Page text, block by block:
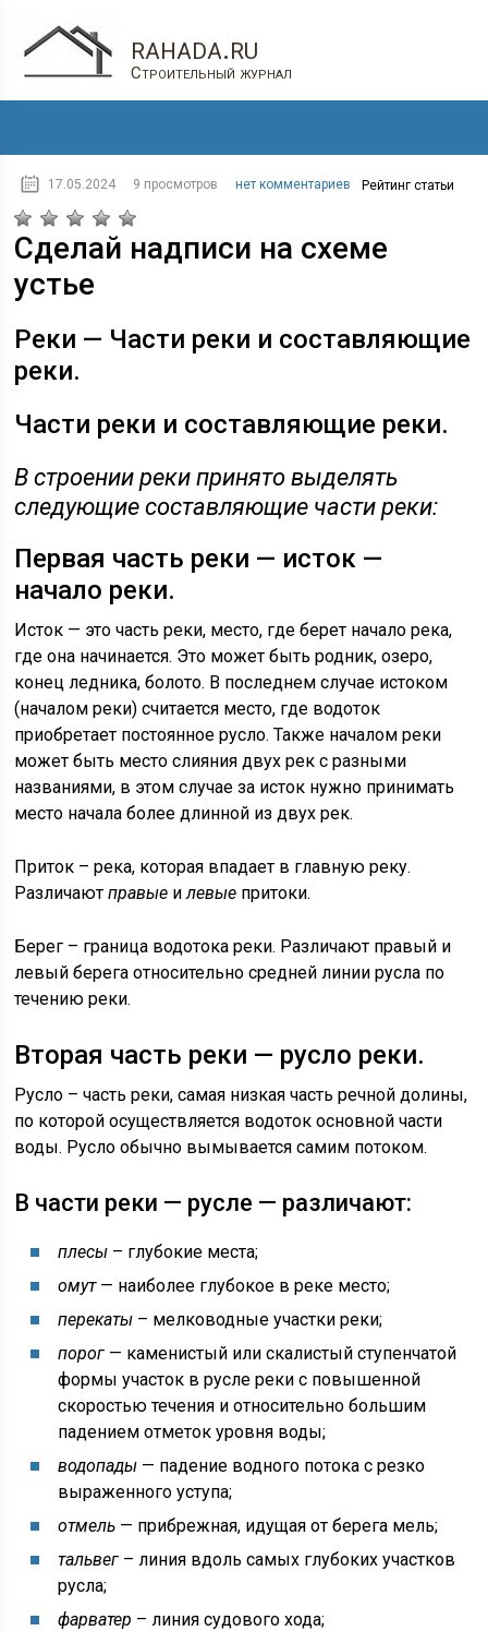
rahada.ru
Строительный журнал
17.05.2024 9 просмотров нет комментариев Рейтинг статьи
Сделай надписи на схеме
устье
Реки — Части реки и составляющие
реки.
Части реки и составляющие реки.
В строении реки принято выделять
следующие составляющие части реки:
Первая часть реки — исток —
начало реки.
Исток — это часть реки, место, где берет начало река,
где она начинается. Это может быть родник, озеро,
конец ледника, болото. В последнем случае истоком
(началом реки) считается место, где водоток
приобретает постоянное русло. Также началом реки
может быть место слияния двух рек с разными
названиями, в этом случае за исток нужно принимать
место начала более длинной из двух рек.
Приток – река, которая впадает в главную реку.
Различаютправые илевые притоки.
Берег – граница водотока реки. Различают правый и
левый берега относительно средней линии русла по
течению реки.
Вторая часть реки — русло реки.
Русло – часть реки, самая низкая часть речной долины,
по которой осуществляется водоток основной части
воды. Русло обычно вымывается самим потоком.
В части реки — русле — различают:
плесы – глубокие места;
омут — наиболее глубокое в реке место;
перекаты – мелководные участки реки;
порог — каменистый или скалистый ступенчатой
формы участок в русле реки с повышенной
скоростью течения и относительно большим
падением отметок уровня воды;
водопады — падение водного потока с резко
выраженного уступа;
отмель — прибрежная, идущая от берега мель;
тальвег – линия вдоль самых глубоких участков
русла;
фарватер – линия судового хода;